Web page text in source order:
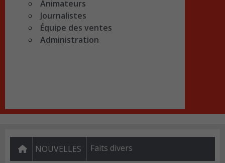
Animateurs
Journalistes
Équipe des ventes
Administration
NOUVELLES Faits divers